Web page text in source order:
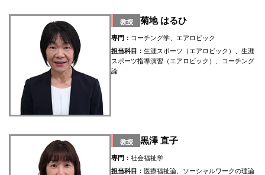
教授 菊地 はるひ
専門： コーチング学、エアロビック
担当科目：生涯スポーツ（エアロビック）、生涯
スポーツ指導演習（エアロビック）、コーチング
論
教授 黒澤 直子
専門：社会福祉学
担当科目：医療福祉論、ソーシャルワークの理論